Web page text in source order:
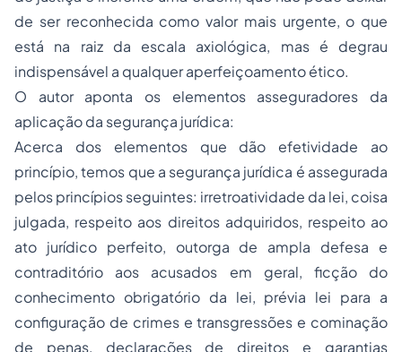
de ser reconhecida como valor mais urgente, o que
está na raiz da escala axiológica, mas é degrau
indispensável a qualquer aperfeiçoamento ético.
O autor aponta os elementos asseguradores da
aplicação da segurança jurídica:
Acerca dos elementos que dão efetividade ao
princípio, temos que a segurança jurídica é assegurada
pelos princípios seguintes: irretroatividade da lei, coisa
julgada, respeito aos direitos adquiridos, respeito ao
ato jurídico perfeito, outorga de ampla defesa e
contraditório aos acusados em geral, ficção do
conhecimento obrigatório da lei, prévia lei para a
configuração de crimes e transgressões e cominação
de penas, declarações de direitos e garantias